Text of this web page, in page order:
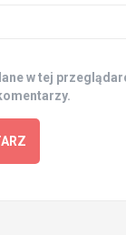
w tej